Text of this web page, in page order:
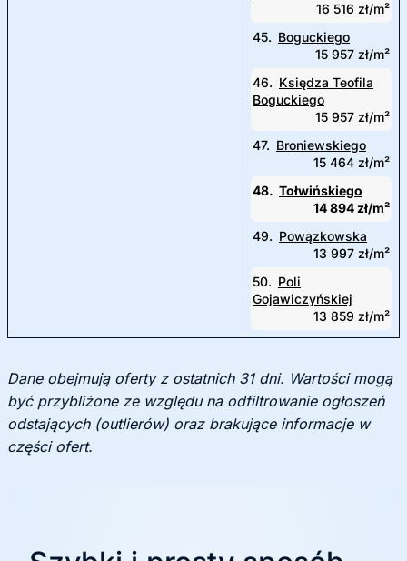
16 516 zł/m²
45. Boguckiego
15 957 zł/m²
46. Księdza Teofila
Boguckiego
15 957 zł/m²
47. Broniewskiego
15 464 zł/m²
48. Tołwińskiego
14 894 zł/m²
49. Powązkowska
13 997 zł/m²
50. Poli
Gojawiczyńskiej
13 859 zł/m²
Dane obejmują oferty z ostatnich 31 dni. Wartości mogą
być przybliżone ze względu na odfiltrowanie ogłoszeń
odstających (outlierów) oraz brakujące informacje w
części ofert.